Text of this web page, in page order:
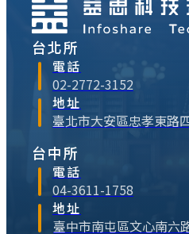
台北所
電話
02-2772-3152
地址
臺北市大安區忠孝東路
台中所
電話
04-3611-1758
地址
臺中市南屯區文心南六